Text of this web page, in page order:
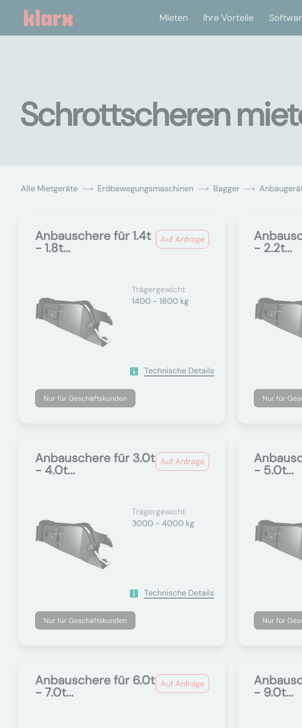
Mieten Ihre Vorteile
Schrottscheren
Alle Mietgeräte Erdbewegungsmaschinen Bagger
Auf Anfrage
Anbauschere für 1.4t
- 1.8t...
Trägergewicht
1400 - 1800 kg
Technische Details
Nur für Geschäftskunden
- 2.2t...
Nur für
Auf Anfrage
Anbauschere für 3.0t
- 4.0t...
Trägergewicht
3000 - 4000 kg
Technische Details
Nur für Geschäftskunden
- 5.0t...
Nur für
Auf Anfrage
Anbauschere für 6.0t
- 7.0t... - 9.0t...